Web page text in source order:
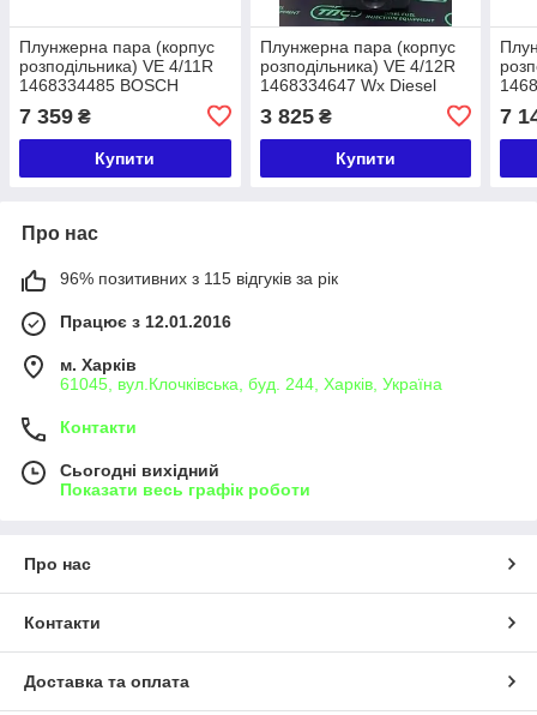
Плунжерна пара (корпус
розподільника) VE 4/11R
1468334485 BOSCH
IVECO MAGIRUS-DEUTZ
RENAULT
7 359 ₴
Купити
Плунжерна пара (корпус
розподільника) VE 4/12R
1468334647 Wx Diesel
3 825₴
Купити
7
Про нас
96% позитивних з 115 відгуків за рік
Працює з 12.01.2016
м. Харків
61045, вул.Клочківська, буд. 244, Харків, Україна
Контакти
Сьогодні вихідний
Показати весь графік роботи
Про нас
Контакти
Доставка та оплата